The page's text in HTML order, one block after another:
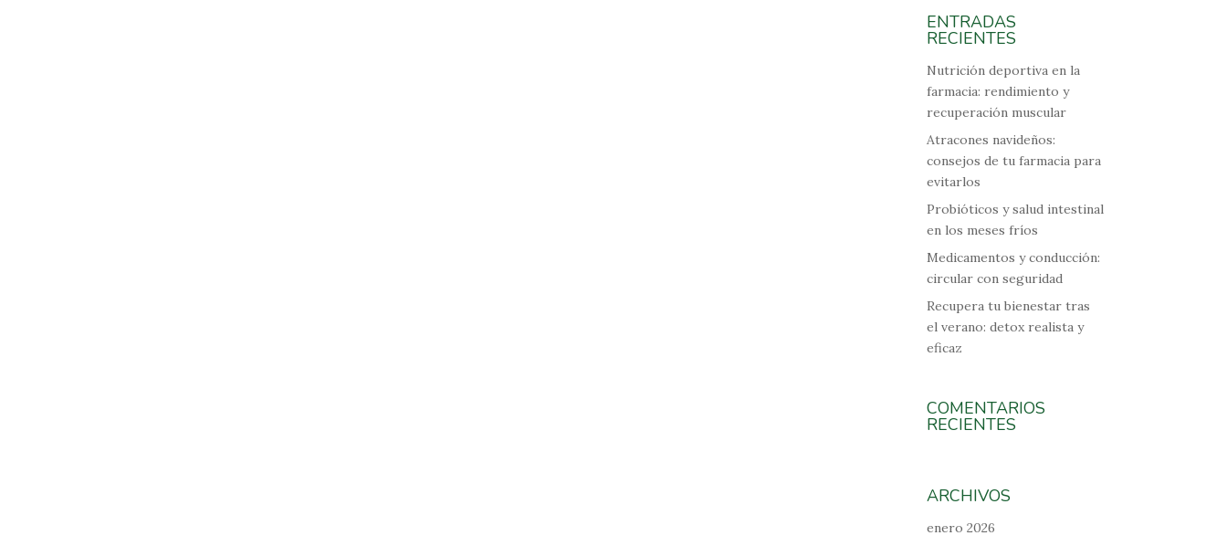
ENTRADAS
RECIENTES
Nutrición deportiva en la
farmacia: rendimiento y
recuperación muscular
Atracones navideños:
consejos de tu farmacia para
evitarlos
Probióticos y salud intestinal
en los meses fríos
Medicamentos y conducción:
circular con seguridad
Recupera tu bienestar tras
el verano: detox realista y
eficaz
COMENTARIOS
RECIENTES
ARCHIVOS
enero 2026